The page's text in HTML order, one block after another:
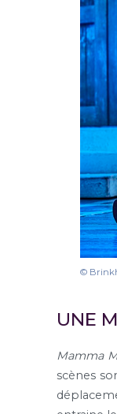
©
UNE
Mamma
scènes